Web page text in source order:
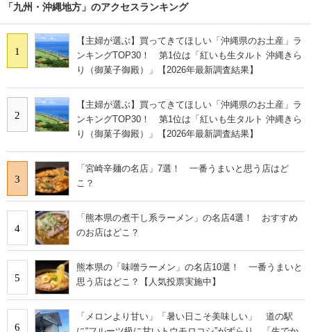
「九州・沖縄地方」のアクセスランキング
1
【主婦が選ぶ】買ってきてほしい「沖縄県のお土産」ラ
ンキングTOP30！ 第1位は「紅いも生タルト 沖縄きら
り（御菓子御殿）」【2026年最新調査結果】
2
【主婦が選ぶ】買ってきてほしい「沖縄県のお土産」ラ
ンキングTOP30！ 第1位は「紅いも生タルト 沖縄きら
り（御菓子御殿）」【2026年最新調査結果】
3
「宮崎辛麺の名店」7選！ 一番うまいと思う店はど
こ？
4
「熊本県の煮干し系ラーメン」の名店4選！ おすすめ
のお店はどこ？
5
熊本県の「味噌ラーメン」の名店10選！ 一番うまいと
思う店はどこ？【人気投票実施中】
6
「メロンより甘い」「暑い日こそ美味しい」 道の駅